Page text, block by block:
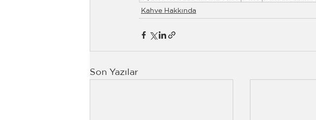
Kahve Hakkında
Son Yazılar